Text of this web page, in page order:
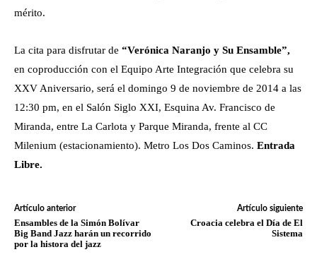
mérito.
La cita para disfrutar de “Verónica Naranjo y Su Ensamble”,
en coproducción con el Equipo Arte Integración que celebra su
XXV Aniversario, será el domingo 9 de noviembre de 2014 a las
12:30 pm, en el Salón Siglo XXI, Esquina Av. Francisco de
Miranda, entre La Carlota y Parque Miranda, frente al CC
Milenium (estacionamiento). Metro Los Dos Caminos. Entrada
Libre.
Artículo anterior
Ensambles de la Simón Bolívar
Big Band Jazz harán un recorrido
por la histora del jazz
Artículo siguiente
Croacia celebra el Día de El
Sistema